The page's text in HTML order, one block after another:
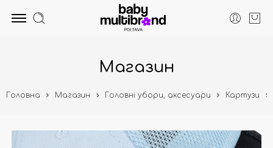
Магазин
Головна Магазин Головні убори, аксесуари Картузи